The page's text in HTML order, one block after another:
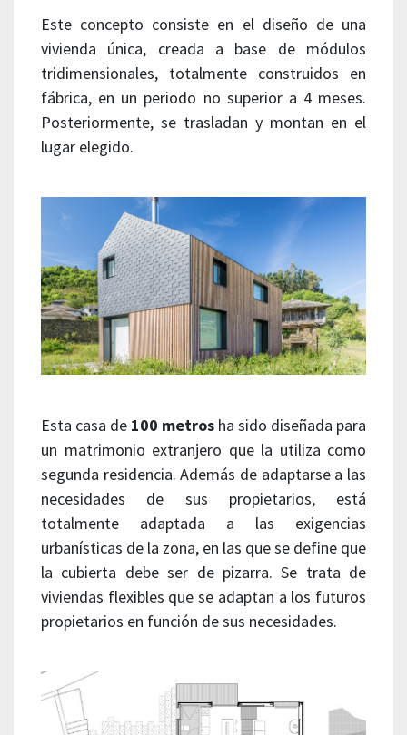
Este concepto consiste en el diseño de una
vivienda única, creada a base de módulos
tridimensionales, totalmente construidos en
fábrica, en un periodo no superior a 4 meses.
Posteriormente, se trasladan y montan en el
lugar elegido.
Esta casa de 100 metros ha sido diseñada para
un matrimonio extranjero que la utiliza como
segunda residencia. Además de adaptarse a las
necesidades de sus propietarios, está
totalmente adaptada a las exigencias
urbanísticas de la zona, en las que se define que
la cubierta debe ser de pizarra. Se trata de
viviendas flexibles que se adaptan a los futuros
propietarios en función de sus necesidades.